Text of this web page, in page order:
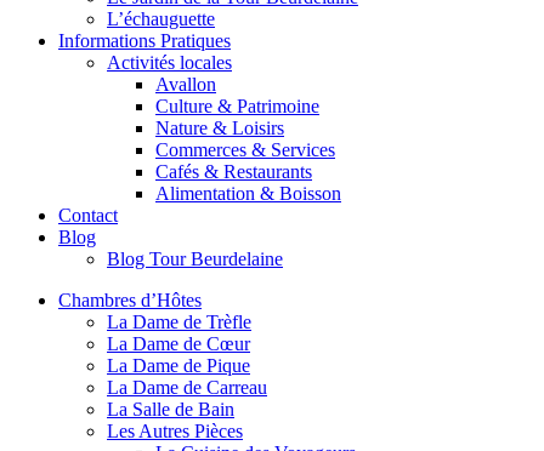
L’échauguette
Informations Pratiques
Activités locales
Avallon
Culture & Patrimoine
Nature & Loisirs
Commerces & Services
Cafés & Restaurants
Alimentation & Boisson
Contact
Blog
Blog Tour Beurdelaine
Chambres d’Hôtes
La Dame de Trèfle
La Dame de Cœur
La Dame de Pique
La Dame de Carreau
La Salle de Bain
Les Autres Pièces